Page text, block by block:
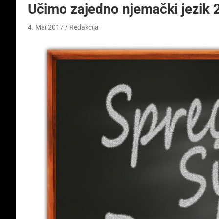
Učimo zajedno njemački jezik
4. Mai 2017 Redakcija